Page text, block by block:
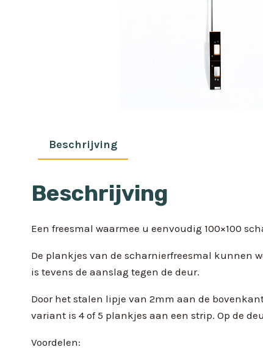
Beschrijving
Beschrijving
Een freesmal waarmee u eenvoudig 100×100
De plankjes van de scharnierfreesmal kunnen
is tevens de aanslag tegen de deur.
Door het stalen lipje van 2mm aan de
variant is 4 of 5 plankjes aan een strip. Op de
Voordelen: